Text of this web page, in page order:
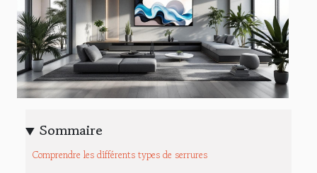
Sommaire
Comprendre les différents types de serrures